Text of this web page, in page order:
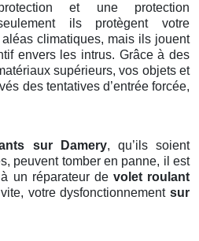
et une protection
ils protègent votre
climatiques, mais ils jouent
envers les intrus. Grâce à des
supérieurs, vos objets et
des tentatives d’entrée forcée,
sur Damery, qu’ils soient
peuvent tomber en panne, il est
un réparateur de volet roulant
votre dysfonctionnement sur